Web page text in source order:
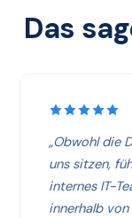
Das
„Obwohl die
uns sitzen,
internes IT-
innerhalb